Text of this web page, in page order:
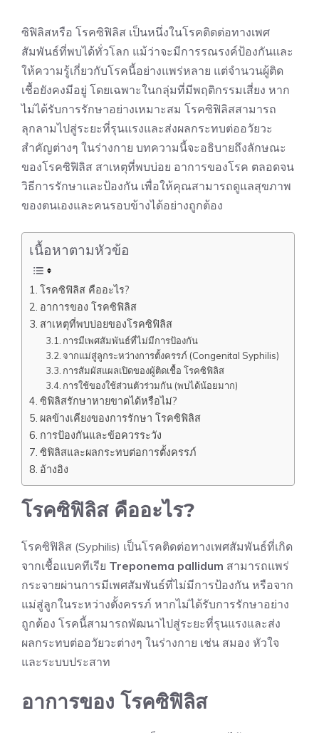
ซิฟิลิสหรือ โรคซิฟิลิส เป็นหนึ่งในโรคติดต่อทางเพศ
สัมพันธ์ที่พบได้ทั่วโลก แม้ว่าจะมีการรณรงค์ป้องกันและ
ให้ความรู้เกี่ยวกับโรคนี้อย่างแพร่หลาย แต่จำนวนผู้ติด
เชื้อยังคงมีอยู่ โดยเฉพาะในกลุ่มที่มีพฤติกรรมเสี่ยง หาก
ไม่ได้รับการรักษาอย่างเหมาะสม โรคซิฟิลิสสามารถ
ลุกลามไปสู่ระยะที่รุนแรงและส่งผลกระทบต่ออวัยวะ
สำคัญต่างๆ ในร่างกาย บทความนี้จะอธิบายถึงลักษณะ
ของโรคซิฟิลิส สาเหตุที่พบบ่อย อาการของโรค ตลอดจน
วิธีการรักษาและป้องกัน เพื่อให้คุณสามารถดูแลสุขภาพ
ของตนเองและคนรอบข้างได้อย่างถูกต้อง
เนื้อหาตามหัวข้อ
โรคซิฟิลิส คืออะไร?
อาการของ โรคซิฟิลิส
สาเหตุที่พบบ่อยของโรคซิฟิลิส
การมีเพศสัมพันธ์ที่ไม่มีการป้องกัน
จากแม่สู่ลูกระหว่างการตั้งครรภ์ (Congenital Syphilis)
การสัมผัสแผลเปิดของผู้ติดเชื้อ โรคซิฟิลิส
การใช้ของใช้ส่วนตัวร่วมกัน (พบได้น้อยมาก)
ซิฟิลิสรักษาหายขาดได้หรือไม่?
ผลข้างเคียงของการรักษา โรคซิฟิลิส
การป้องกันและข้อควรระวัง
ซิฟิลิสและผลกระทบต่อการตั้งครรภ์
อ้างอิง
โรคซิฟิลิส คืออะไร?
โรคซิฟิลิส (Syphilis) เป็นโรคติดต่อทางเพศสัมพันธ์ที่เกิด
จากเชื้อแบคทีเรีย Treponema pallidum สามารถแพร่
กระจายผ่านการมีเพศสัมพันธ์ที่ไม่มีการป้องกัน หรือจาก
แม่สู่ลูกในระหว่างตั้งครรภ์ หากไม่ได้รับการรักษาอย่าง
ถูกต้อง โรคนี้สามารถพัฒนาไปสู่ระยะที่รุนแรงและส่ง
ผลกระทบต่ออวัยวะต่างๆ ในร่างกาย เช่น สมอง หัวใจ
และระบบประสาท
อาการของ โรคซิฟิลิส